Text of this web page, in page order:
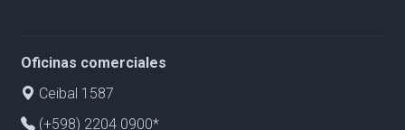
Oficinas comerciales
Ceibal 1587
(+598) 2204 0900*